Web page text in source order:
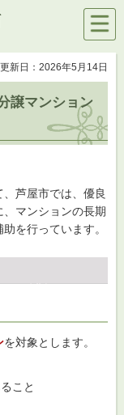
メニ
ュー
更新日：2026年5月14日
譲マンション
、芦屋市では、優良
マンションの長期
を行っています。
を対象とします。
こと